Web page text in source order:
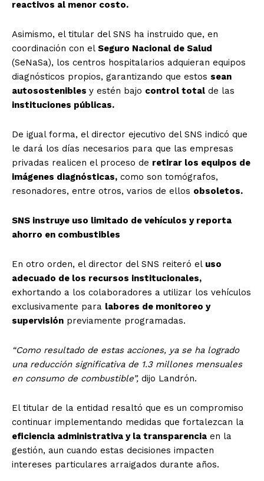
reactivos al menor costo.
Asimismo, el titular del SNS ha instruido que, en
coordinación con el Seguro Nacional de Salud
(SeNaSa), los centros hospitalarios adquieran equipos
diagnósticos propios, garantizando que estos sean
autosostenibles y estén bajo control total de las
instituciones públicas.
De igual forma, el director ejecutivo del SNS indicó que
le dará los días necesarios para que las empresas
privadas realicen el proceso de retirar los equipos de
imágenes diagnósticas, como son tomógrafos,
resonadores, entre otros, varios de ellos obsoletos.
SNS instruye uso limitado de vehículos y reporta
ahorro en combustibles
En otro orden, el director del SNS reiteró el uso
adecuado de los recursos institucionales,
exhortando a los colaboradores a utilizar los vehículos
exclusivamente para labores de monitoreo y
supervisión previamente programadas.
“Como resultado de estas acciones, ya se ha logrado
una reducción significativa de 1.3 millones mensuales
en consumo de combustible”, dijo Landrón.
El titular de la entidad resaltó que es un compromiso
continuar implementando medidas que fortalezcan la
eficiencia administrativa y la transparencia en la
gestión, aun cuando estas decisiones impacten
intereses particulares arraigados durante años.